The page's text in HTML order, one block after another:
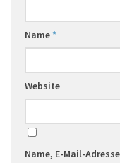
Name*
Website
Name, E-Mail-